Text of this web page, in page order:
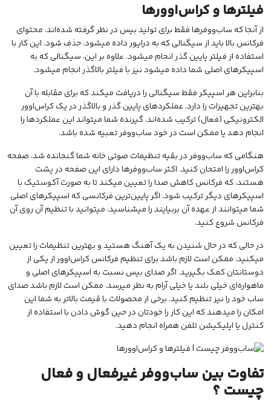
فیلترها و کراس‌اوورها
از آنجا که ساب‌ووفرها فقط برای تولید بیس در نظر گرفته شده‌اند، محتوای
فرکانس بالا باید از سیگنالی که به درایور داده میشود، حذف شود. این کار با
استفاده از فیلتر پایین گذر انجام میشود. علاوه بر این، سیگنالی که به
اسپیکرهای اصلی شما داده میشود نیز با فیلتر بالاگذر انجام میشود.
بنابراین هر اسپیکر فقط سیگنالی را دریافت میکند که برای مقابله با آن
بهترین تجهیزات را دارد. عملکردهای پایین گذر و بالاگذر در یک کراس‌اوور
الکترونیکی (فعال) ترکیب شده‌اند. گیرنده شما میتواند این عملکردها را
انجام دهد یا ممکن است در خود ساب‌ووفر تعبیه شده باشد.
هنگامی که ساب‌ووفر در بقیه تنظیمات صوتی خانه شما گنجانده شد، صفحه
کراس‌اوور را امتحان کنید. اکثر ساب‌ووفرها دارای این صفحه در پشت
هستند، که فرکانس کاهش صدا را تعیین میکند تا به صورت آکوستیک با
اسپیکرهای دیگر ترکیب شود. اگر پایین‌ترین فرکانسی که اسپیکرهای اصلی
شما میتوانند از عهده آن بربیایند را میشناسید، میتوانید با تنظیم آن روی آن
فرکانس شروع کنید.
در حالی که در حال شنیدن به یک آهنگ هستید و بهترین تنظیمات را تعیین
میکنید، ممکن است لازم باشد برای تنظیم فرکانس کراس‌اوور از یکی از
دوستانتان کمک بگیرید. اگر صدای بیس نسبت به اسپیکرهای اصلی و
ماهواره‌ای خیلی بلند یا خیلی آرام به نظر میرسد، ممکن است لازم باشد صدای
ساب خود را نیز تنظیم کنید. برخی از محصولات با قیمت بالاتر به شما این
امکان را میدهند که این کار را خودتان در حین گوش دادن با استفاده از
کنترل یا اپلیکیشن تلفن همراه انجام دهید.
تفاوت بین ساب‌ووفر غیرفعال و فعال
چیست ؟